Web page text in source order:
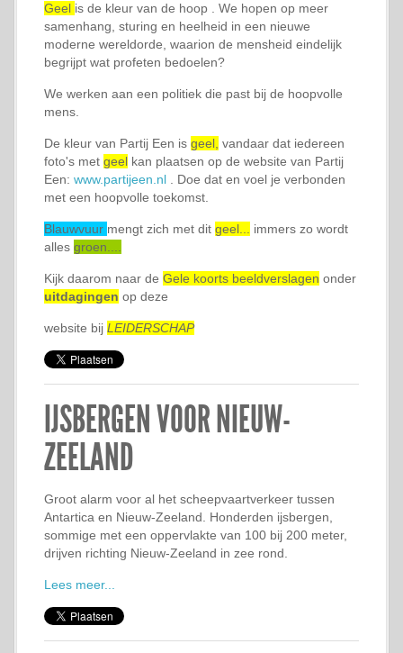
Geel is de kleur van de hoop . We hopen op meer
samenhang, sturing en heelheid in een nieuwe
moderne wereldorde, waarion de mensheid eindelijk
begrijpt wat profeten bedoelen?
We werken aan een politiek die past bij de hoopvolle
mens.
De kleur van Partij Een is geel, vandaar dat iedereen
foto's met geel kan plaatsen op de website van Partij
Een: www.partijeen.nl . Doe dat en voel je verbonden
met een hoopvolle toekomst.
Blauwvuur mengt zich met dit geel...
immers zo wordt
alles groen....
Kijk daarom naar de Gele koorts beeldverslagen onder
uitdagingen op deze
website bij LEIDERSCHAP
IJSBERGEN VOOR NIEUW-
ZEELAND
Groot alarm voor al het scheepvaartverkeer tussen
Antartica en Nieuw-Zeeland. Honderden ijsbergen,
sommige met een oppervlakte van 100 bij 200 meter,
drijven richting Nieuw-Zeeland in zee rond.
Lees meer...